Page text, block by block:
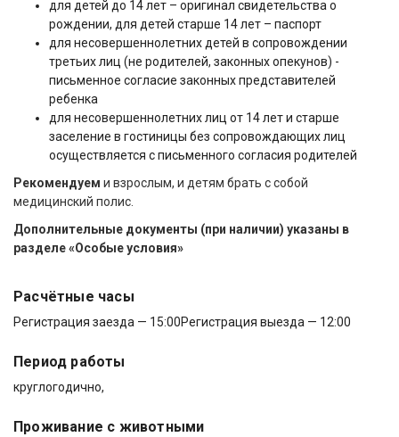
для детей до 14 лет – оригинал свидетельства о
рождении, для детей старше 14 лет – паспорт
для несовершеннолетних детей в сопровождении
третьих лиц (не родителей, законных опекунов) -
письменное согласие законных представителей
ребенка
для несовершеннолетних лиц от 14 лет и старше
заселение в гостиницы без сопровождающих лиц
осуществляется с письменного согласия родителей
Рекомендуем и взрослым, и детям брать с собой
медицинский полис.
Дополнительные документы (при наличии) указаны в
разделе «Особые условия»
Расчётные часы
Регистрация заезда — 15:00Регистрация выезда — 12:00
Период работы
круглогодично,
Проживание с животными